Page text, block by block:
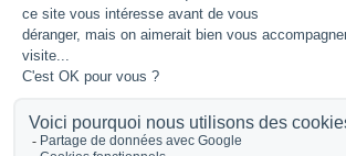
Twitter
Facebook